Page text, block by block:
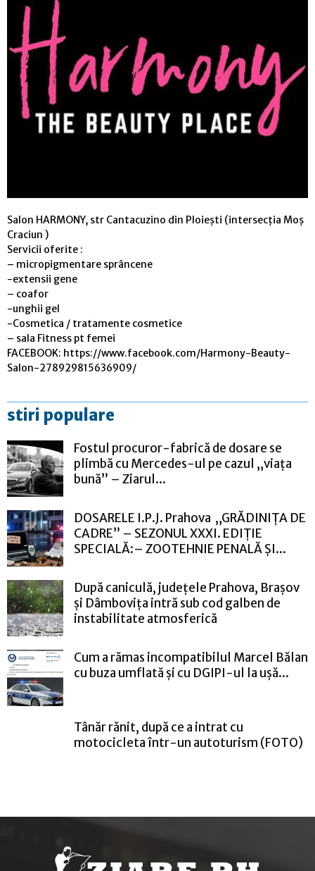
Salon HARMONY, str Cantacuzino din Ploiești (intersecția Moș
Craciun )
Servicii oferite :
– micropigmentare sprâncene
-extensii gene
– coafor
-unghii gel
-Cosmetica / tratamente cosmetice
– sala Fitness pt femei
FACEBOOK: https://www.facebook.com/Harmony-Beauty-
Salon-278929815636909/
stiri populare
Fostul procuror-fabrică de dosare se
plimbă cu Mercedes-ul pe cazul „viața
bună” – Ziarul...
DOSARELE I.P.J. Prahova „GRĂDINIȚA DE
CADRE” – SEZONUL XXXI. EDIȚIE
SPECIALĂ:– ZOOTEHNIE PENALĂ ȘI...
După caniculă, județele Prahova, Brașov
și Dâmbovița intră sub cod galben de
instabilitate atmosferică
Cum a rămas incompatibilul Marcel Bălan
cu buza umflată și cu DGIPI-ul la ușă...
Tânăr rănit, după ce a intrat cu
motocicleta într-un autoturism (FOTO)